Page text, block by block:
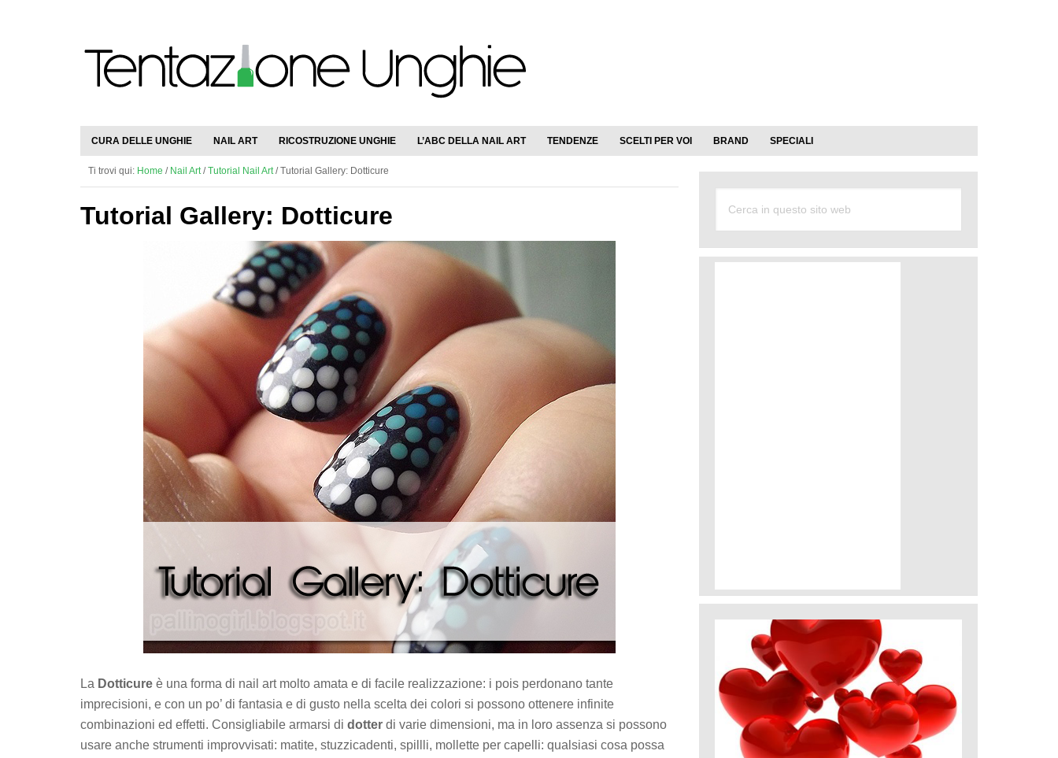
CURA DELLE UNGHIE NAIL ART RICOSTRUZIONE UNGHIE L’ABC DELLA NAIL ART TENDENZE SCELTI PER VOI BRAND SPECIALI
Ti trovi qui: Home / Nail Art / Tutorial Nail Art /Tutorial Gallery: Dotticure
Tutorial Gallery: Dotticure
La Dotticure è una forma di nail art molto amata e di facile realizzazione: i pois perdonano tante
imprecisioni, e con un po’ di fantasia e di gusto nella scelta dei colori si possono ottenere infinite
combinazioni ed effetti. Consigliabile armarsi di dotter di varie dimensioni, ma in loro assenza si possono
usare anche strumenti improvvisati: matite, stuzzicadenti, spillli, mollette per capelli: qualsiasi cosa possa